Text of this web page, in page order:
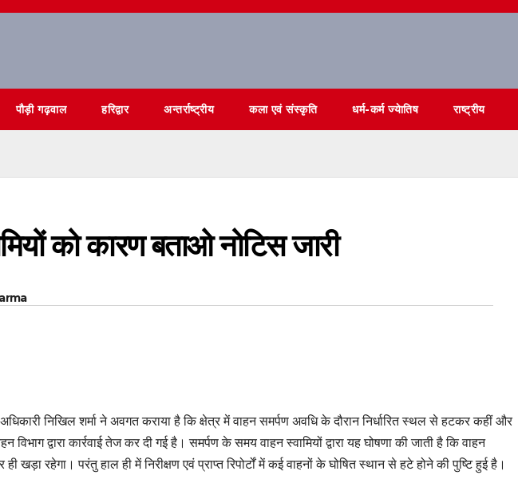
पौड़ी गढ़वाल हरिद्वार अन्तर्राष्ट्रीय कला एवं संस्कृति धर्म-कर्म ज्येातिष राष्ट्रीय
को कारण बताओ नोटिस जारी
निखिल शर्मा ने अवगत कराया है कि क्षेत्र में वाहन समर्पण अवधि के दौरान निर्धारित स्थल से हटकर कहीं और
विभाग द्वारा कार्रवाई तेज कर दी गई है। समर्पण के समय वाहन स्वामियों द्वारा यह घोषणा की जाती है कि वाहन
ही खड़ा रहेगा। परंतु हाल ही में निरीक्षण एवं प्राप्त रिपोर्टों में कई वाहनों के घोषित स्थान से हटे होने की पुष्टि हुई है।